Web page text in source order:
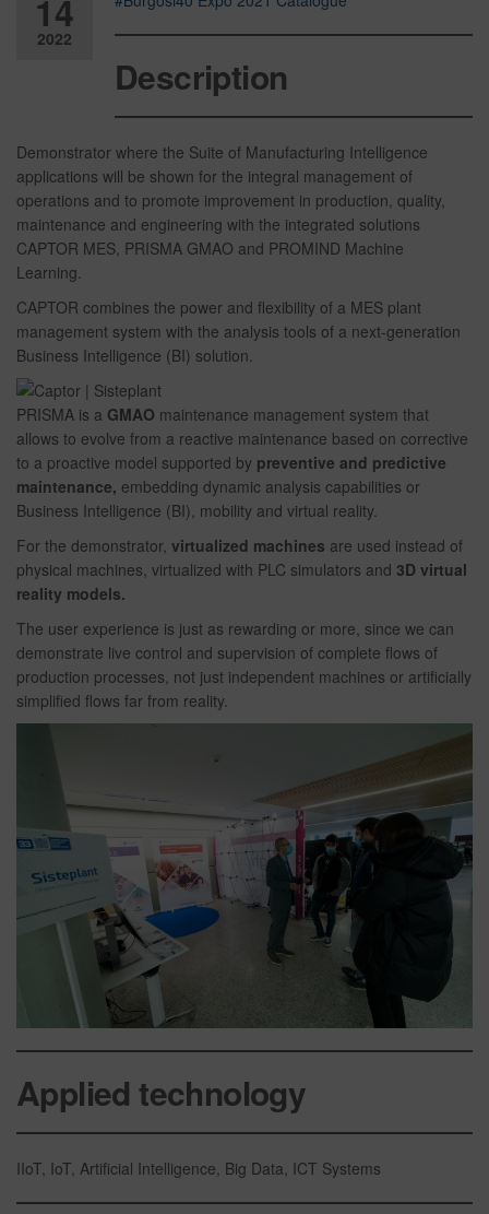
14
2022
Description
Demonstrator where the Suite of Manufacturing Intelligence
applications will be shown for the integral management of
operations and to promote improvement in production, quality,
maintenance and engineering with the integrated solutions
CAPTOR MES, PRISMA GMAO and PROMIND Machine
Learning.
CAPTOR combines the power and flexibility of a MES plant
management system with the analysis tools of a next-generation
Business Intelligence (BI) solution.
PRISMA is a GMAO maintenance management system that
allows to evolve from a reactive maintenance based on corrective
to a proactive model supported by preventive and predictive
maintenance, embedding dynamic analysis capabilities or
Business Intelligence (BI), mobility and virtual reality.
For the demonstrator, virtualized machines are used instead of
physical machines, virtualized with PLC simulators and 3D virtual
reality models.
The user experience is just as rewarding or more, since we can
demonstrate live control and supervision of complete flows of
production processes, not just independent machines or artificially
simplified flows far from reality.
Applied technology
IIoT, IoT, Artificial Intelligence, Big Data, ICT Systems